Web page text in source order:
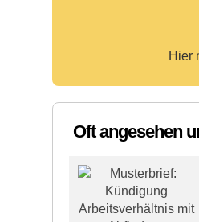
Hier
Oft angesehen